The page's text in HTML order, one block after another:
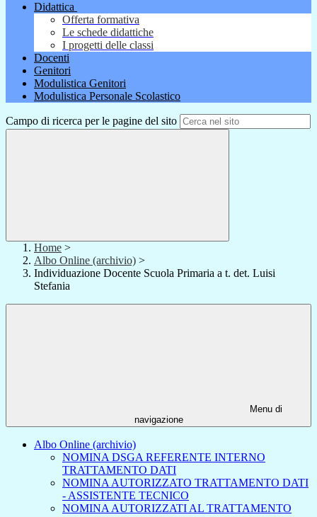
Didattica
Offerta formativa
Le schede didattiche
I progetti delle classi
Docenti
Genitori
Modulistica Genitori
Modulistica Personale Scolastico
Campo di ricerca per le pagine del sito
Home >
Albo Online (archivio) >
Individuazione Docente Scuola Primaria a t. det. Luisi
Stefania
Menu di
navigazione
Albo Online (archivio)
NOMINA DSGA REFERENTE INTERNO
TRATTAMENTO DATI
NOMINA AUTORIZZATO TRATTAMENTO DATI
- ASSISTENTE TECNICO
NOMINA AUTORIZZATI AL TRATTAMENTO